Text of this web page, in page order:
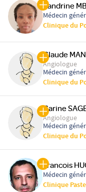
Sandrine
Médecin
Clinique du
Claude
Angiologue
Médecin
Clinique du
Carine
Angiologue
Médecin
Clinique du
Francois
Médecin
Clinique